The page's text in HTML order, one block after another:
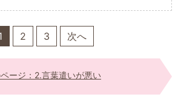
2 3 次へ
ージ：2.言葉遣いが悪い